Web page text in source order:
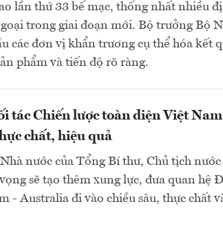
lần thứ 33 bế mạc, thống nhất nhiều
trong giai đoạn mới. Bộ trưởng Bộ
các đơn vị khẩn trương cụ thể hóa kết
phẩm và tiến độ rõ ràng.
tác Chiến lược toàn diện Việt
chất, hiệu quả
nước của Tổng Bí thư, Chủ tịch
sẽ tạo thêm xung lực, đưa quan hệ
- Australia đi vào chiều sâu, thực chất